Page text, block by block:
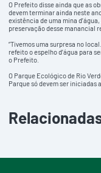
O Prefeito disse ainda que as
devem terminar ainda neste
existência de uma mina
preservação desse manancial
“Tivemos uma surpresa no
refeito o espelho d’água para
o Prefeito.
O Parque Ecológico de Rio
Parque só devem ser iniciadas